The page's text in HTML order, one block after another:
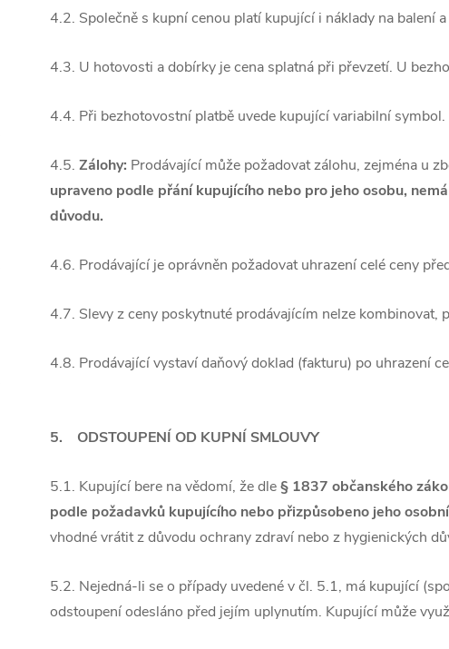
4.2. Společně s kupní cenou platí kupující i náklady na balení
4.3. U hotovosti a dobírky je cena splatná při převzetí. U
4.4. Při bezhotovostní platbě uvede kupující variabilní
4.5. Zálohy: Prodávající může požadovat zálohu, zejména u
upraveno podle přání kupujícího nebo pro jeho osobu,
důvodu.
4.6. Prodávající je oprávněn požadovat uhrazení celé ceny
4.7. Slevy z ceny poskytnuté prodávajícím nelze kombinovat,
4.8. Prodávající vystaví daňový doklad (fakturu) po uhrazení
5. ODSTOUPENÍ OD KUPNÍ SMLOUVY
5.1. Kupující bere na vědomí, že dle§ 1837 občanského
podle požadavků kupujícího nebo přizpůsobeno jeho
vhodné vrátit z důvodu ochrany zdraví nebo z hygienických
5.2. Nejedná-li se o případy uvedené v čl. 5.1, má kupující
odstoupení odesláno před jejím uplynutím. Kupující může